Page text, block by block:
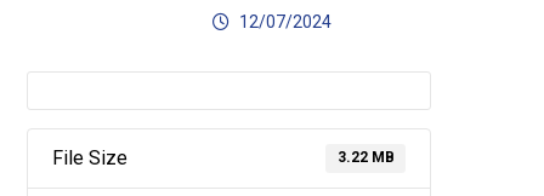
12/07/2024
File Size 3.22 MB